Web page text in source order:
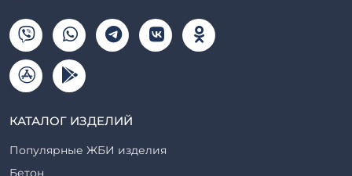
КАТАЛОГ ИЗДЕЛИЙ
Популярные ЖБИ изделия
Бетон